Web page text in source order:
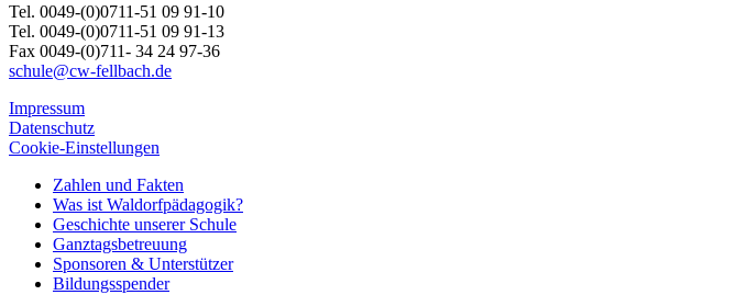
Tel. 0049-(0)0711-51 09 91-10
Tel. 0049-(0)0711-51 09 91-13
Fax 0049-(0)711- 34 24 97-36
schule@cw-fellbach.de
Impressum
Datenschutz
Cookie-Einstellungen
Zahlen und Fakten
Was ist Waldorfpädagogik?
Geschichte unserer Schule
Ganztagsbetreuung
Sponsoren & Unterstützer
Bildungsspender